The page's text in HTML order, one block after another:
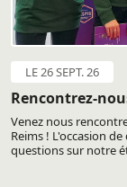
LE 26 SEPT. 26
Rencontrez-
Venez nous
Reims ! L'occasion
questions sur notre